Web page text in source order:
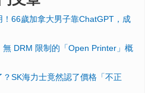
66歲加拿大男子靠ChatGPT，成
DRM 限制的「Open Printer」概
SK海力士竟然認了價格「不正